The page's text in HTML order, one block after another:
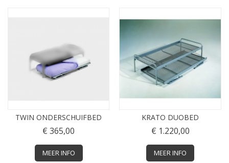
TWIN ONDERSCHUIFBED
€ 365,00
MEER INFO
KRATO DUOBED
€ 1.220,00
MEER INFO